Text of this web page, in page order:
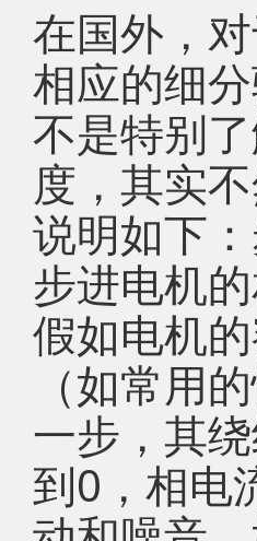
在国外，
相应的细
不是特别
度，其实
说明如下
步进电机
假如电机
（如常用
一步，其
到0，相电